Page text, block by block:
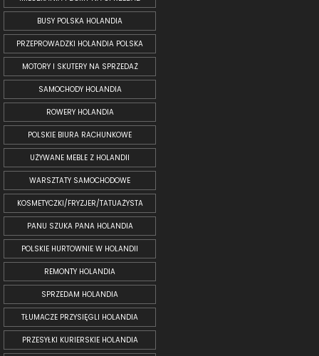
BUSY POLSKA HOLANDIA
PRZEPROWADZKI HOLANDIA POLSKA
MOTORY I SKUTERY NA SPRZEDAŻ
SAMOCHODY HOLANDIA
ROWERY HOLANDIA
POLSKIE BIURA RACHUNKOWE
UŻYWANE MEBLE Z HOLANDII
WARSZTATY SAMOCHODOWE
KOSMETYCZKI/FRYZJER/TATUAŻYSTA
PANU SZUKA PANA HOLANDIA
POLSKIE HURTOWNIE W HOLANDII
REMONTY HOLANDIA
SPRZEDAM HOLANDIA
TŁUMACZE PRZYSIĘGLI HOLANDIA
PRZESYŁKI KURIERSKIE HOLANDIA